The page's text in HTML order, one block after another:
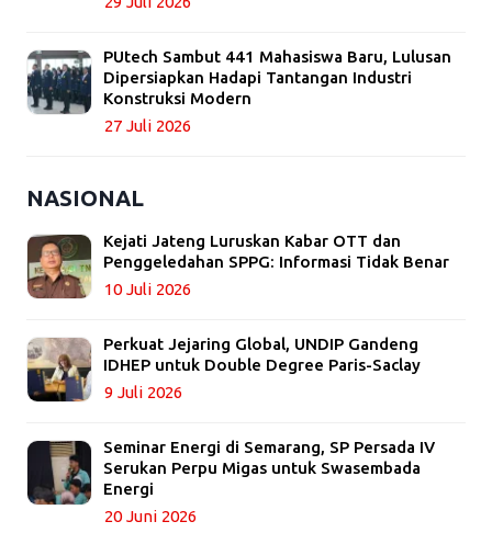
PUtech Sambut 441 Mahasiswa Baru, Lulusan
Dipersiapkan Hadapi Tantangan Industri
Konstruksi Modern
27 Juli 2026
NASIONAL
Kejati Jateng Luruskan Kabar OTT dan
Penggeledahan SPPG: Informasi Tidak Benar
10 Juli 2026
Perkuat Jejaring Global, UNDIP Gandeng
IDHEP untuk Double Degree Paris-Saclay
9 Juli 2026
Seminar Energi di Semarang, SP Persada IV
Serukan Perpu Migas untuk Swasembada
Energi
20 Juni 2026